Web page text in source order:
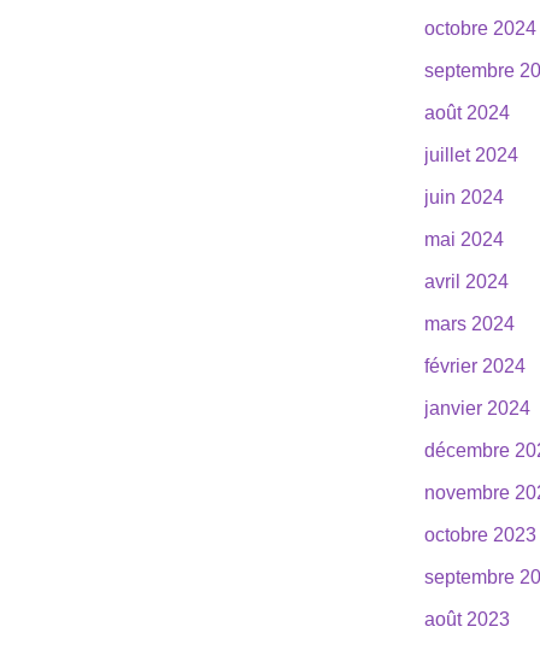
octobre 2024
septembre
août 2024
juillet 2024
juin 2024
mai 2024
avril 2024
mars 2024
février 2024
janvier 2024
décembre
novembre
octobre 2023
septembre
août 2023